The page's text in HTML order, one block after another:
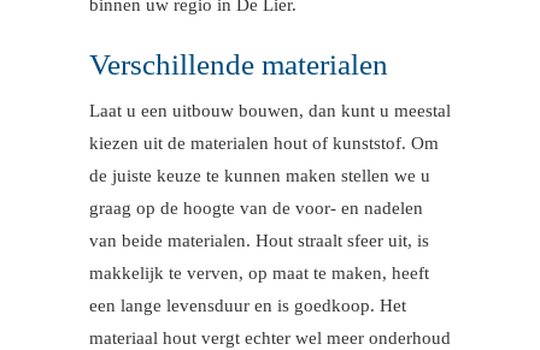
binnen uw regio in De Lier.
Verschillende materialen
Laat u een uitbouw bouwen, dan kunt u meestal
kiezen uit de materialen hout of kunststof. Om
de juiste keuze te kunnen maken stellen we u
graag op de hoogte van de voor- en nadelen
van beide materialen. Hout straalt sfeer uit, is
makkelijk te verven, op maat te maken, heeft
een lange levensduur en is goedkoop. Het
materiaal hout vergt echter wel meer onderhoud